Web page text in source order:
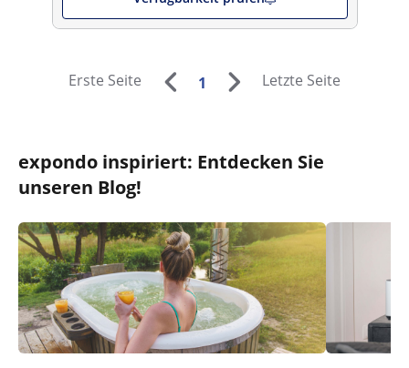
Erste Seite 1 Letzte Seite
expondo inspiriert: Entdecken Sie
unseren Blog!